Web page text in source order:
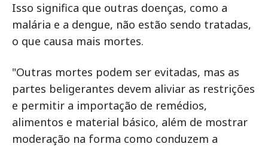
Isso significa que outras doenças, como a
malária e a dengue, não estão sendo tratadas,
o que causa mais mortes.
"Outras mortes podem ser evitadas, mas as
partes beligerantes devem aliviar as restrições
e permitir a importação de remédios,
alimentos e material básico, além de mostrar
moderação na forma como conduzem a